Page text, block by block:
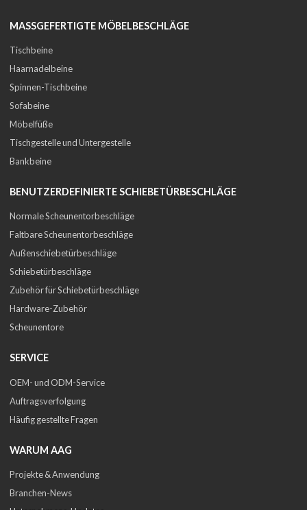
MASSGEFERTIGTE MÖBELBESCHLÄGE
Tischbeine
Haarnadelbeine
Spinnen-Tischbeine
Sofabeine
Möbelfüße
Tischgestelle und Untergestelle
Bankbeine
BENUTZERDEFINIERTE SCHIEBETÜRBESCHLÄGE
Normale Scheunentorbeschläge
Faltbare Scheunentorbeschläge
Außenschiebetürbeschläge
Schiebetürbeschläge
Zubehör für Schiebetürbeschläge
Hardware-Zubehör
Scheunentore
SERVICE
OEM- und ODM-Service
Auftragsverfolgung
Häufig gestellte Fragen
WARUM AAG
Projekte & Anwendung
Branchen-News